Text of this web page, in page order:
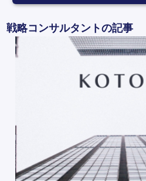
戦略コンサルタントの記事